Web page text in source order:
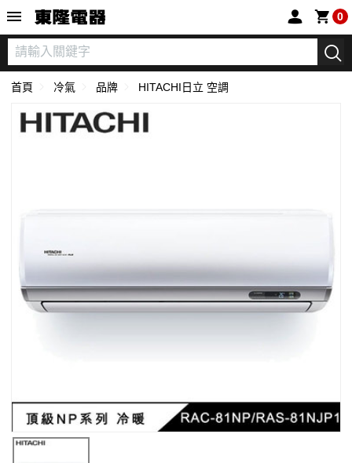
0
首頁 冷氣 品牌 HITACHI日立 空調